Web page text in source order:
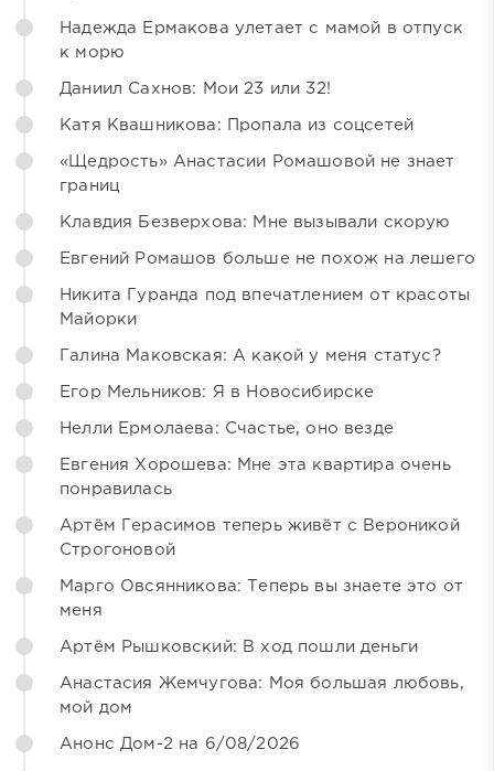
Надежда Ермакова улетает с мамой в отпуск
к морю
Даниил Сахнов: Мои 23 или 32!
Катя Квашникова: Пропала из соцсетей
«Щедрость» Анастасии Ромашовой не знает
границ
Клавдия Безверхова: Мне вызывали скорую
Евгений Ромашов больше не похож на лешего
Никита Гуранда под впечатлением от красоты
Майорки
Галина Маковская: А какой у меня статус?
Егор Мельников: Я в Новосибирске
Нелли Ермолаева: Счастье, оно везде
Евгения Хорошева: Мне эта квартира очень
понравилась
Артём Герасимов теперь живёт с Вероникой
Строгоновой
Марго Овсянникова: Теперь вы знаете это от
меня
Артём Рышковский: В ход пошли деньги
Анастасия Жемчугова: Моя большая любовь,
мой дом
Анонс Дом-2 на 6/08/2026